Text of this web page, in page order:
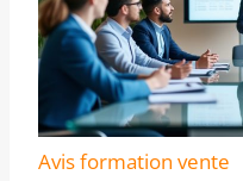
Avis formation vente